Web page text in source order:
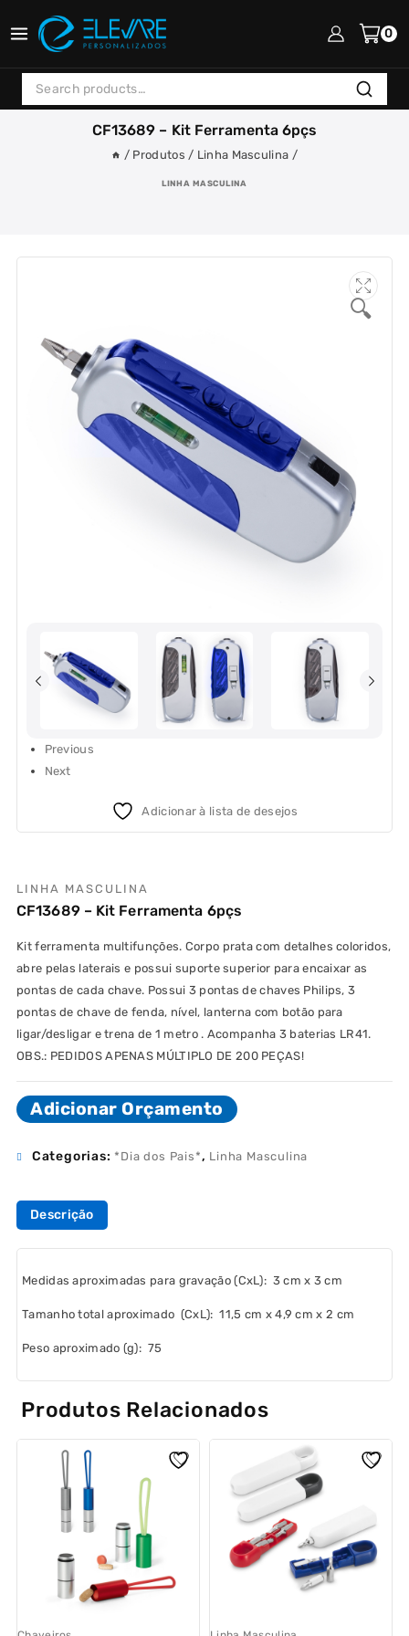
to
0
Search
for:
Search
CF13689 – Kit Ferramenta 6pçs
/ Produtos / Linha Masculina /
LINHA MASCULINA
🔍
Previous
Next
Adicionar à lista de desejos
LINHA MASCULINA
CF13689 – Kit Ferramenta 6pçs
Kit ferramenta multifunções. Corpo prata com detalhes coloridos,
abre pelas laterais e possui suporte superior para encaixar as
pontas de cada chave. Possui 3 pontas de chaves Philips, 3
pontas de chave de fenda, nível, lanterna com botão para
ligar/desligar e trena de 1 metro . Acompanha 3 baterias LR41.
OBS.: PEDIDOS APENAS MÚLTIPLO DE 200 PEÇAS!
Adicionar Orçamento
Categorias: *Dia dos Pais*, Linha Masculina
Descrição
Medidas aproximadas para gravação(CxL): 3 cm x 3 cm
Tamanho total aproximado (CxL): 11,5 cm x 4,9 cm x 2 cm
Peso aproximado (g): 75
Produtos Relacionados